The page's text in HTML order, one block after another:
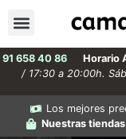
91 658 40 86 Horario
/ 17:30 a 20:00h.
Los mejores
Nuestras tiendas